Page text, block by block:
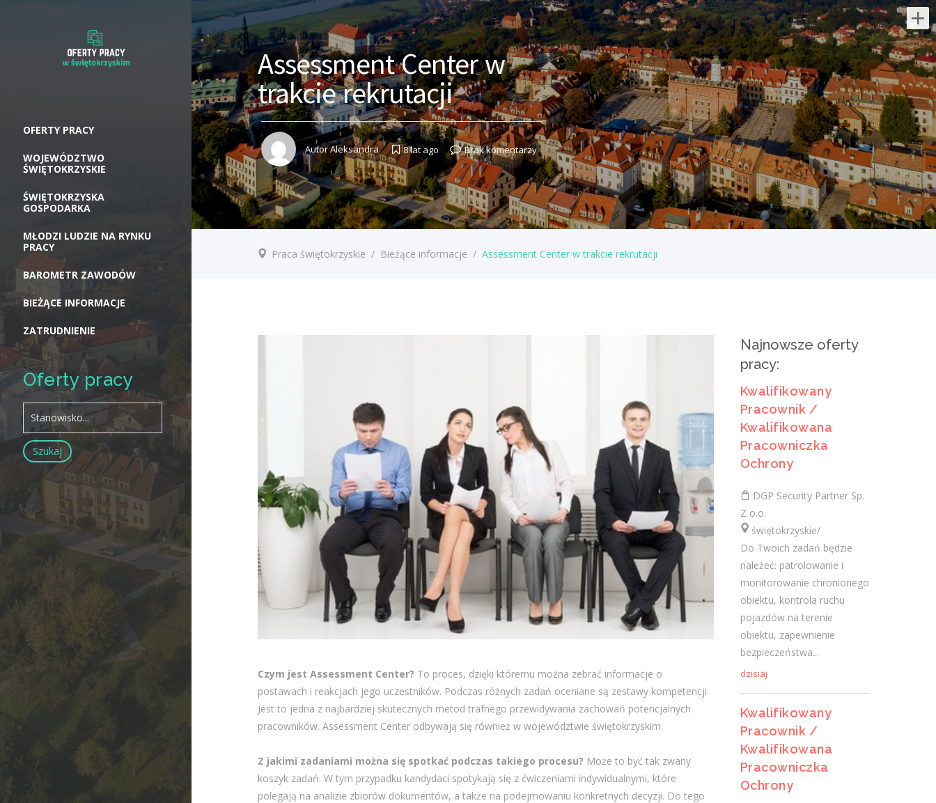
Najnowsze oferty pracy:
Kwalifikowany Pracownik /
Kwalifikowana Pracowniczka
Ochrony
DGP Security Partner Sp. Z o.o.
świętokrzyskie/
Do Twoich zadań będzie należeć:
patrolowanie i monitorowanie
chronionego obiektu, kontrola ruchu
pojazdów na terenie obiektu, zapewnienie
bezpieczeństwa...
Ochrony
DGP Security Partner Sp. Z o.o.
świętokrzyskie/ Staszów
Do Twoich zadań będzie należeć:
patrolowanie i monitorowanie
chronionego obiektu, kontrola ruchu
pojazdów na terenie obiektu, zapewnienie
dzisiaj
Kwalifikowany Pracownik /
Kwalifikowana Pracowniczka
Ochrony
DGP Security Partner Sp. Z o.o.
świętokrzyskie/ Połaniec
Do Twoich zadań będzie należeć:
patrolowanie i monitorowanie
bezpieczeństwa...
dzisiaj
Kierownik projektu (k/m)
OFERTY PRACY
WOJEWÓDZTWO
ŚWIĘTOKRZYSKIE
ŚWIĘTOKRZYSKA
GOSPODARKA
MŁODZI LUDZIE NA RYNKU
PRACY
BAROMETR ZAWODÓW
BIEŻĄCE INFORMACJE
ZATRUDNIENIE
Oferty pracy
Assessment Center w
trakcie rekrutacji
AutorAleksandra 8 lat ago Brak komentarzy
Praca świętokrzyskie / Bieżące informacje / Assessment Center w trakcie rekrutacji
Czym jest Assessment Center? To proces, dzięki któremu można zebrać informacje o
postawach i reakcjach jego uczestników. Podczas różnych zadań oceniane są zestawy kompetencji.
Jest to jedna z najbardziej skutecznych metod trafnego przewidywania zachowań potencjalnych
pracowników. Assessment Center odbywają się również w województwie świętokrzyskim.
Z jakimi zadaniami można się spotkać podczas takiego procesu? Może to być tak zwany
koszyk zadań. W tym przypadku kandydaci spotykają się z ćwiczeniami indywidualnymi, które
polegają na analizie zbiorów dokumentów, a także na podejmowaniu konkretnych decyzji. Do tego
Najnowsze oferty
pracy:
Kwalifikowany
Pracownik /
Kwalifikowana
Pracowniczka
Ochrony
DGP Security Partner Sp.
Z o.o.
świętokrzyskie/
Do Twoich zadań będzie
należeć: patrolowanie i
monitorowanie chronionego
obiektu, kontrola ruchu
pojazdów na terenie
obiektu, zapewnienie
bezpieczeństwa...
dzisiaj
Kwalifikowany
Pracownik /
Kwalifikowana
Pracowniczka
Ochrony